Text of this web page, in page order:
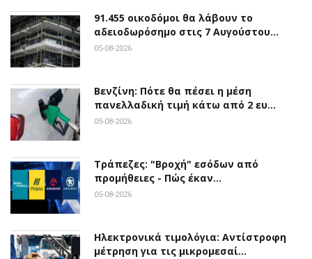
91.455 οικοδόμοι θα λάβουν το
αδειοδωρόσημο στις 7 Αυγούστου…
05-08-2026
Βενζίνη: Πότε θα πέσει η μέση
πανελλαδική τιμή κάτω από 2 ευ…
05-08-2026
Τράπεζες: "Βροχή" εσόδων από
προμήθειες - Πώς έκαν…
05-08-2026
Ηλεκτρονικά τιμολόγια: Αντίστροφη
μέτρηση για τις μικρομεσαί…